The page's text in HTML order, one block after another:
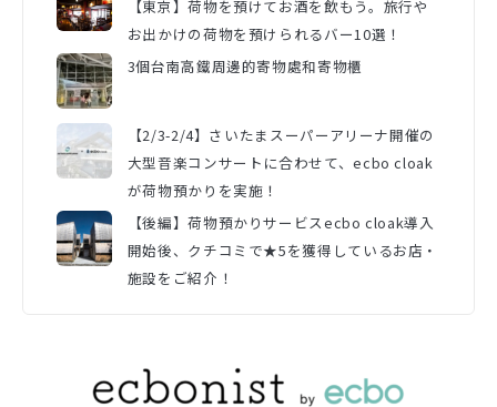
【東京】荷物を預けてお酒を飲もう。旅行や
お出かけの荷物を預けられるバー10選！
3個台南高鐵周邊的寄物處和寄物櫃
【2/3-2/4】さいたまスーパーアリーナ開催の
大型音楽コンサートに合わせて、ecbo cloak
が荷物預かりを実施！
【後編】荷物預かりサービスecbo cloak導入
開始後、クチコミで★5を獲得しているお店・
施設をご紹介！